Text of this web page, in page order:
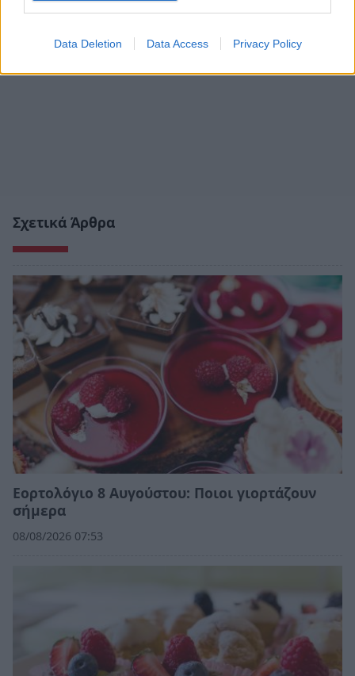
Data Deletion Data Access Privacy Policy
Σχετικά Άρθρα
Εορτολόγιο 8 Αυγούστου: Ποιοι γιορτάζουν
σήμερα
08/08/2026 07:53